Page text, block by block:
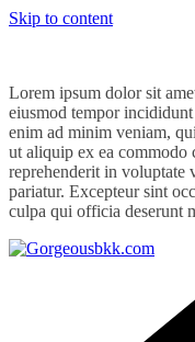
Skip to content
Lorem ipsum dolor sit
eiusmod tempor
enim ad minim veniam,
ut aliquip ex ea commodo
reprehenderit in voluptate
pariatur. Excepteur sint
culpa qui officia deserunt